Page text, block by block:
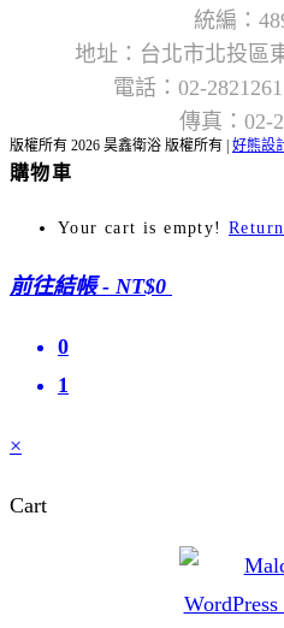
統編：
地址：台北市北投區
電話：02-
傳真：02-
版權所有 2026 昊鑫衛浴 版權所有 | 好熊設
購物車
Your cart is empty!
前往結帳 - NT$0
0
1
×
Cart